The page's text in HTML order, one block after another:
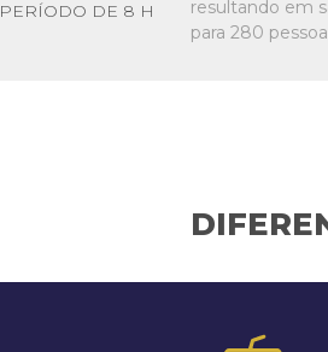
PERÍODO DE 8 H
resultando em
para 280